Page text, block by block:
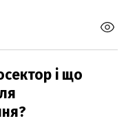
і що